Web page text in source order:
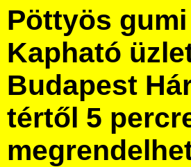
Pöttyös
Kapható
Budapest
tértől 5